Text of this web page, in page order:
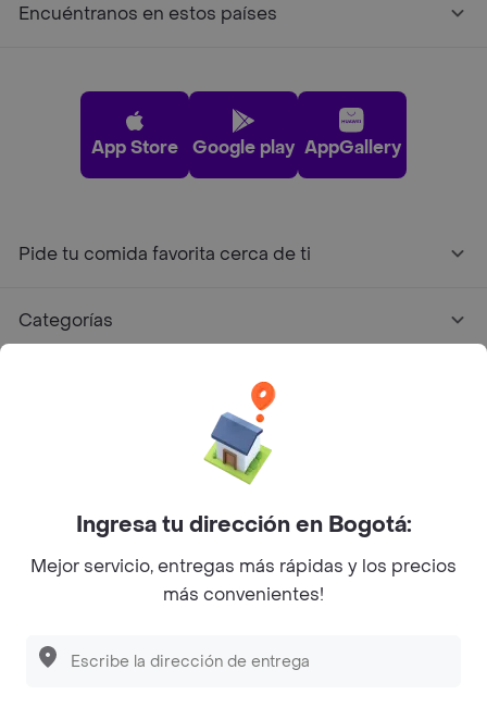
Encuéntranos en estos países
App Store Google play AppGallery
Pide tu comida favorita cerca de ti
Categorías
Facebook
Twitter
Instagram
©2026Rappi Inc. All rights reserved.
Ingresa tu dirección en Bogotá:
Mejor servicio, entregas más rápidas y los precios
más convenientes!